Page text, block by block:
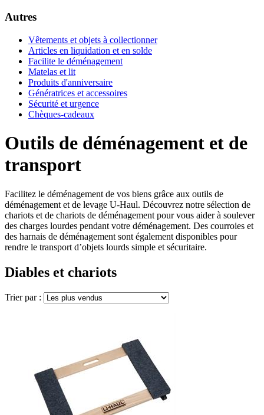
Autres
Vêtements et objets à collectionner
Articles en liquidation et en solde
Facilite le déménagement
Matelas et lit
Produits d'anniversaire
Génératrices et accessoires
Sécurité et urgence
Chèques-cadeaux
Outils de déménagement et de
transport
Facilitez le déménagement de vos biens grâce aux outils de
déménagement et de levage U-Haul. Découvrez notre sélection de
chariots et de chariots de déménagement pour vous aider à soulever
des charges lourdes pendant votre déménagement. Des courroies et
des harnais de déménagement sont également disponibles pour
rendre le transport d’objets lourds simple et sécuritaire.
Diables et chariots
Trier par :